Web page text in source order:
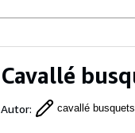
Cavallé
Autor: cavallé